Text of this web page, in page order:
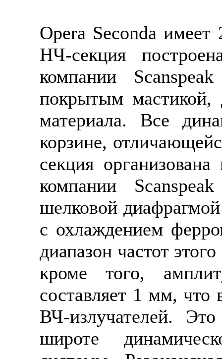
Opera Seconda
НЧ-секция
компании
покрытым мастикой,
материала. Все
корзине,
секция
компании
шелковой
с охлаждением
диапазон частот
кроме того,
составляет 1 мм, что
ВЧ-излучателей.
широте